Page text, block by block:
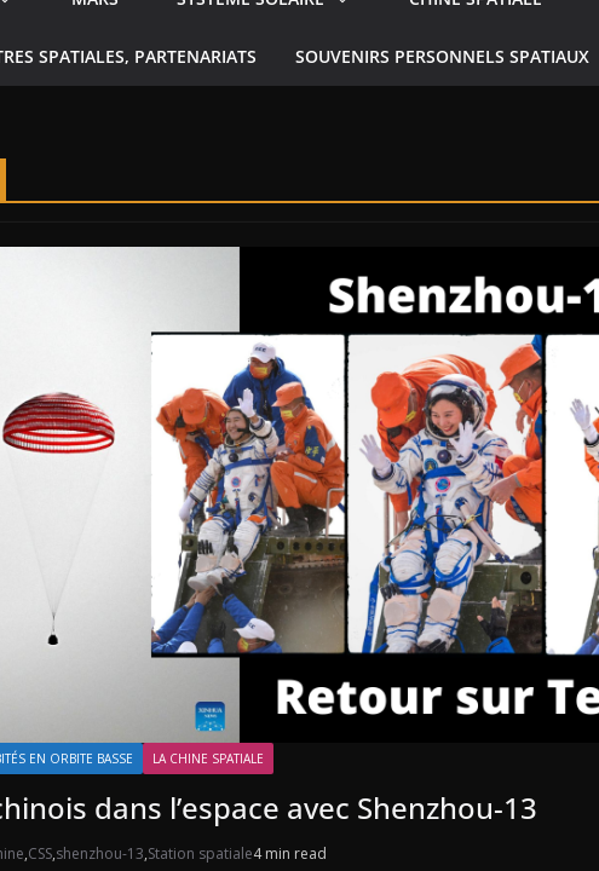
SPATIALES, PARTENARIATS SOUVENIRS PERSONNELS SPATIAUX
EN ORBITE BASSE LA CHINE SPATIALE
dans l’espace avec Shenzhou-13
,CSS,shenzhou-13,Station spatiale4 min read